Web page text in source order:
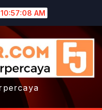
10:57:08 AM